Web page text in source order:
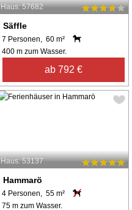
Haus: 57682
Säffle
7 Personen, 60 m²
400 m zum Wasser.
ab 792 €
Haus: 53137
Hammarö
4 Personen, 55 m²
75 m zum Wasser.